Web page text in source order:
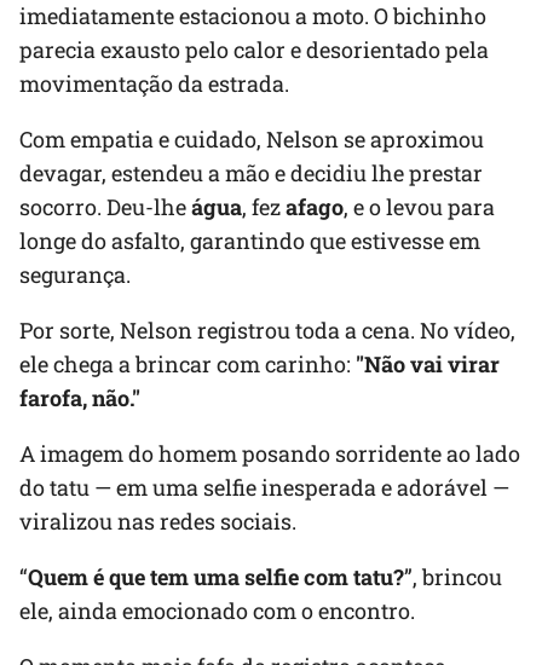
imediatamente estacionou a moto. O bichinho
parecia exausto pelo calor e desorientado pela
movimentação da estrada.
Com empatia e cuidado, Nelson se aproximou
devagar, estendeu a mão e decidiu lhe prestar
socorro. Deu-lheágua, fezafago, e o levou para
longe do asfalto, garantindo que estivesse em
segurança.
Por sorte, Nelson registrou toda a cena. No vídeo,
ele chega a brincar com carinho: "Não vai virar
farofa, não."
A imagem do homem posando sorridente ao lado
do tatu — em uma selfie inesperada e adorável —
viralizou nas redes sociais.
“Quem é que tem uma selfie com tatu?”, brincou
ele, ainda emocionado com o encontro.